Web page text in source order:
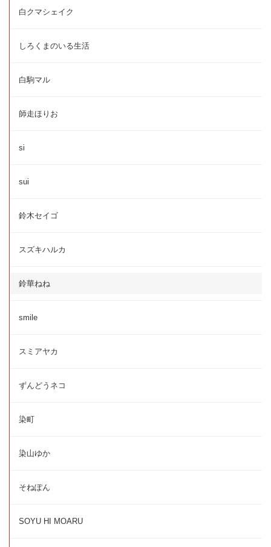
白クマシェイク
しろくまのいる生活
白駒マル
師走ほりお
si
sui
鈴木セイゴ
スズキハルカ
鈴華ねね
smile
スミアヤカ
ずんどうネコ
染町
染山ゆか
そねぽん
SOYU HI MOARU